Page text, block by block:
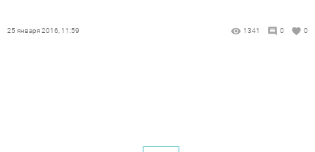
25 января 2016, 11:59 1341 0 0